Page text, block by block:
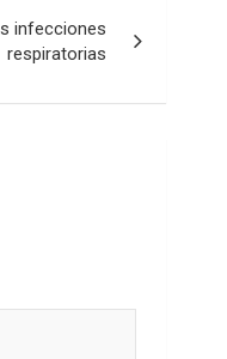
infecciones
respiratorias